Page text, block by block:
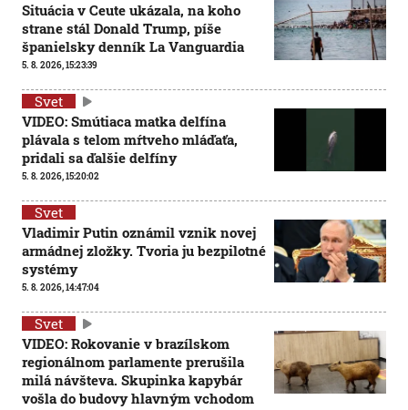
Situácia v Ceute ukázala, na koho
strane stál Donald Trump, píše
španielsky denník La Vanguardia
5. 8. 2026, 15:23:39
Svet
VIDEO: Smútiaca matka delfína
plávala s telom mŕtveho mláďaťa,
pridali sa ďalšie delfíny
5. 8. 2026, 15:20:02
Svet
Vladimir Putin oznámil vznik novej
armádnej zložky. Tvoria ju bezpilotné
systémy
5. 8. 2026, 14:47:04
Svet
VIDEO: Rokovanie v brazílskom
regionálnom parlamente prerušila
milá návšteva. Skupinka kapybár
vošla do budovy hlavným vchodom